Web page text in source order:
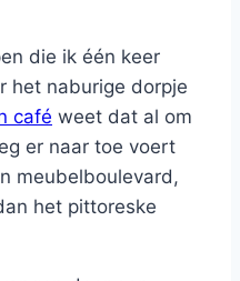
die ik één keer
het naburige dorpje
café weet dat al om
er naar toe voert
meubelboulevard,
het pittoreske